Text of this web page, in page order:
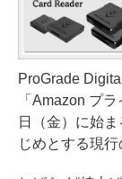
ProGrade
「Amazon プ
日（金）に始
じめとする現